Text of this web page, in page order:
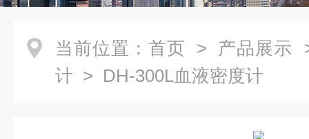
当前位置： 首页 > 产品展示
计 > DH-300L血液密度计